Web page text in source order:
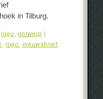
in Tilburg.
logo, ontwerp
,logo, nieuwsbrief,